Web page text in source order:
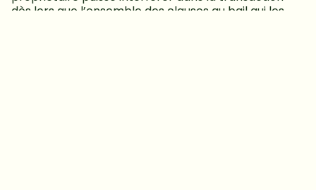
dès lors que l’ensemble des clauses au bail qui les